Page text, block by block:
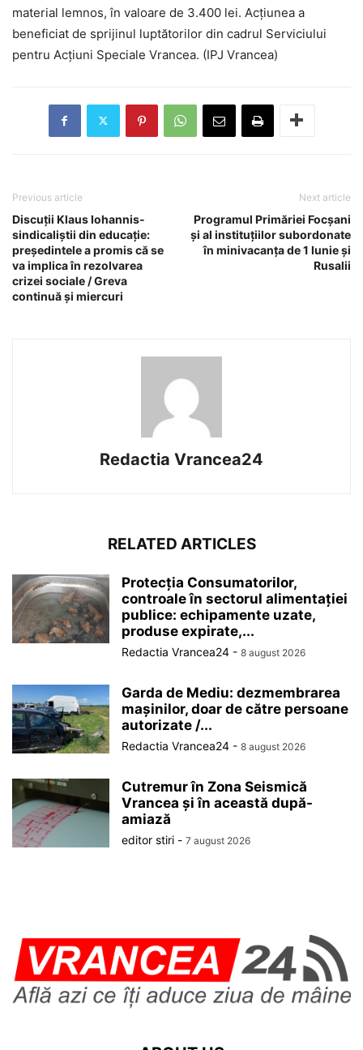
material lemnos, în valoare de 3.400 lei. Acțiunea a
beneficiat de sprijinul luptătorilor din cadrul Serviciului
pentru Acțiuni Speciale Vrancea. (IPJ Vrancea)
Previous article
Discuții Klaus Iohannis-
sindicaliștii din educație:
președintele a promis că se
va implica în rezolvarea
crizei sociale / Greva
continuă și miercuri
Next article
Programul Primăriei Focșani
și al instituțiilor subordonate
în minivacanța de 1 Iunie și
Rusalii
Redactia Vrancea24
RELATED ARTICLES
Protecția Consumatorilor,
controale în sectorul alimentației
publice: echipamente uzate,
produse expirate,...
Redactia Vrancea24 - 8 august 2026
Garda de Mediu: dezmembrarea
mașinilor, doar de către persoane
autorizate /...
Redactia Vrancea24 - 8 august 2026
Cutremur în Zona Seismică
Vrancea și în această după-
amiază
editor stiri - 7 august 2026